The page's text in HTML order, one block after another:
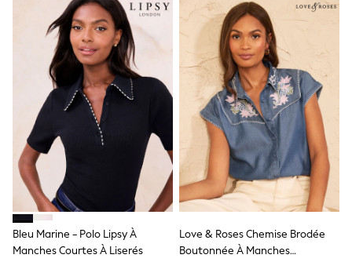
Jeans
Shirts & Blouses
Swimwear
Sportswear
Dungarees
Multipacks
All Holiday Shop
Tops
Dresses
Shorts
Skirts
Sandals & Sliders
Rash Vests
Sun Safe Swimwear
Sun Hats & Caps
Denim Jackets
Raincoats
Bleu Marine - Polo Lipsy À
Manches Courtes À Liserés
Love & Roses Chemise Brodée
Boutonnée À Manches